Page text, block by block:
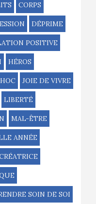
CORPS
DÉPRIME
POSITIVE
HÉROS
JOIE DE VIVRE
LIBERTÉ
MAL-ÊTRE
ANNÉE
SOIN DE SOI